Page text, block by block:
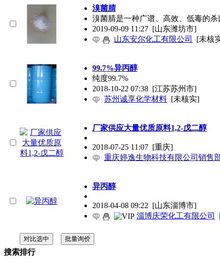
溴菌腈
溴菌腈是一种广谱、高效、低毒的
2019-09-09 11:27 [山东潍坊市]
山东安尔化工有限公司
[未核
99.7%异丙醇
纯度99.7%
2018-10-22 07:38 [江苏苏州市]
苏州诚享化学材料 [未核实]
厂家供应大量优质原料1,2-戊二醇
2018-07-25 11:07 [重庆]
重庆婷逸生物科技有限公司销售
异丙醇
2018-04-08 09:22 [山东淄博市]
淄博庆荣化工有限公司
搜索排行